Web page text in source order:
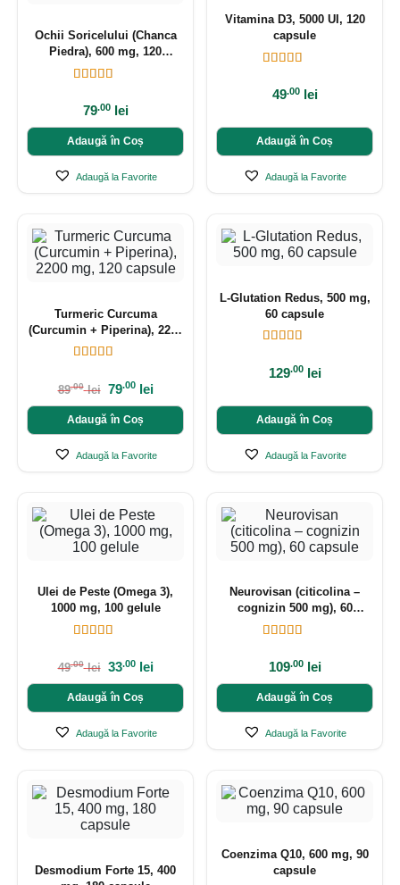
Ochii Soricelului (Chanca
Piedra), 600 mg, 120
capsule
79.00 lei
Adaugă în Coș
Adaugă la Favorite
Vitamina D3, 5000 UI, 120
capsule
49.00 lei
Adaugă în Coș
Adaugă la Favorite
Turmeric Curcuma
(Curcumin + Piperina), 2200
mg, 120 capsule
89.00 lei 79.00 lei
Adaugă în Coș
Adaugă la Favorite
L-Glutation Redus, 500 mg,
60 capsule
129.00 lei
Adaugă în Coș
Adaugă la Favorite
Ulei de Peste (Omega 3),
1000 mg, 100 gelule
49.00 lei 33.00 lei
Adaugă în Coș
Adaugă la Favorite
Neurovisan (citicolina –
cognizin 500 mg), 60
capsule
109.00 lei
Adaugă în Coș
Adaugă la Favorite
Desmodium Forte 15, 400
Coenzima Q10, 600 mg, 90
capsule